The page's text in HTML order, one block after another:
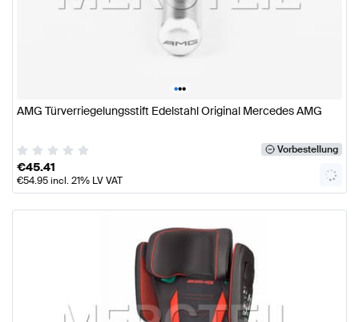
•••
AMG Türverriegelungsstift Edelstahl Original Mercedes AMG
Vorbestellung
€45.41
€54.95incl. 21% LV VAT